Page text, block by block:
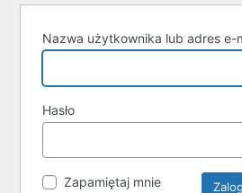
Nazwa użytkownika lub adres e-
Hasło
Zapamiętaj mnie